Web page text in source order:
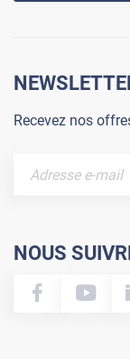
Recevez nos
NOUS